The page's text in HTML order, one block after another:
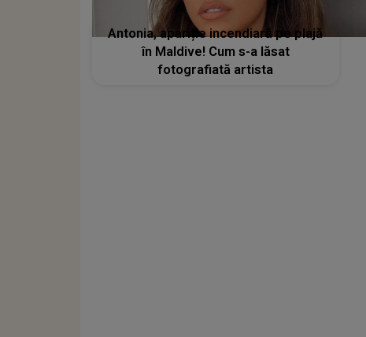
Antonia, apariție incendiară pe plajă
în Maldive! Cum s-a lăsat
fotografiată artista